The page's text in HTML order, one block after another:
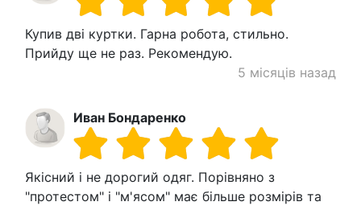
Купив дві куртки. Гарна робота, стильно.
Прийду ще не раз. Рекомендую.
5 місяців назад
Иван Бондаренко
Якісний і не дорогий одяг. Порівняно з
"протестом" і "м'ясом" має більше розмірів та